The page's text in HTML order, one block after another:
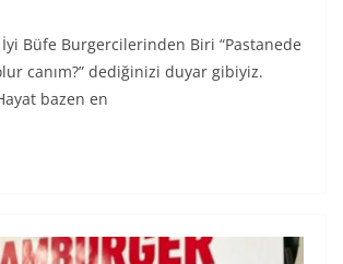
İyi Büfe Burgercilerinden Biri “Pastanede
canım?” dediğinizi duyar gibiyiz.
bazen en